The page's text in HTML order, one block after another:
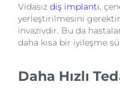
Vidasız diş implantı,
yerleştirilmesini
invazivdir. Bu da
daha kısa bir iyileşme
Daha Hızlı